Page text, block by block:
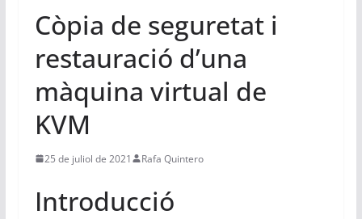
Còpia de seguretat i
restauració d’una
màquina virtual de
KVM
25 de juliol de 2021 Rafa Quintero
Introducció